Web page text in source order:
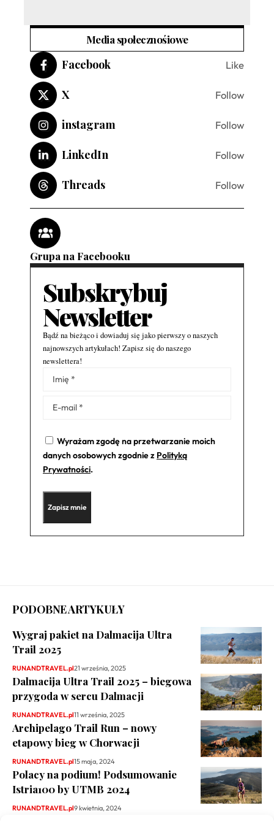
Media społecznośiowe
Facebook Like
X Follow
instagram Follow
LinkedIn Follow
Threads Follow
Grupa na Facebooku
Subskrybuj
Newsletter
Bądź na bieżąco i dowiaduj się jako pierwszy o naszych
najnowszych artykułach! Zapisz się do naszego
newslettera!
Wyrażam zgodę na przetwarzanie moich
danych osobowych zgodnie z Polityką
Prywatności.
Alternative:
PODOBNE ARTYKUŁY
Wygraj pakiet na Dalmacija Ultra
Trail 2025
RUNANDTRAVEL.pl21 września, 2025
Dalmacija Ultra Trail 2025 – biegowa
przygoda w sercu Dalmacji
RUNANDTRAVEL.pl11 września, 2025
Archipelago Trail Run – nowy
etapowy bieg w Chorwacji
RUNANDTRAVEL.pl15 maja, 2024
Polacy na podium! Podsumowanie
Istria100 by UTMB 2024
RUNANDTRAVEL.pl9 kwietnia, 2024